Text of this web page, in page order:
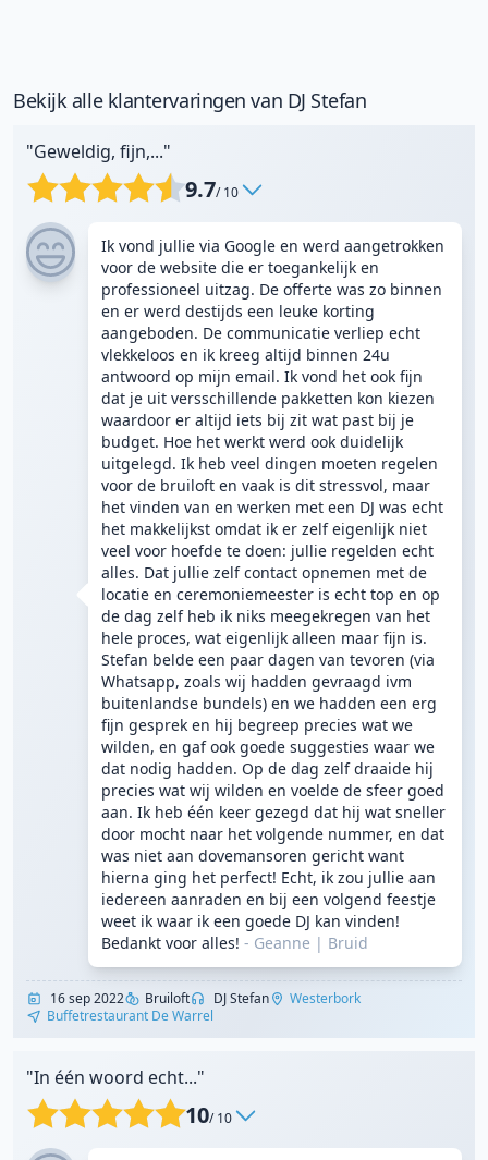
Bekijk alle klantervaringen van DJ Stefan
"Geweldig, fijn,..."
9.7/ 10
Ik vond jullie via Google en werd aangetrokken
voor de website die er toegankelijk en
professioneel uitzag. De offerte was zo binnen
en er werd destijds een leuke korting
aangeboden. De communicatie verliep echt
vlekkeloos en ik kreeg altijd binnen 24u
antwoord op mijn email. Ik vond het ook fijn
dat je uit versschillende pakketten kon kiezen
waardoor er altijd iets bij zit wat past bij je
budget. Hoe het werkt werd ook duidelijk
uitgelegd. Ik heb veel dingen moeten regelen
voor de bruiloft en vaak is dit stressvol, maar
het vinden van en werken met een DJ was echt
het makkelijkst omdat ik er zelf eigenlijk niet
veel voor hoefde te doen: jullie regelden echt
alles. Dat jullie zelf contact opnemen met de
locatie en ceremoniemeester is echt top en op
de dag zelf heb ik niks meegekregen van het
hele proces, wat eigenlijk alleen maar fijn is.
Stefan belde een paar dagen van tevoren (via
Whatsapp, zoals wij hadden gevraagd ivm
buitenlandse bundels) en we hadden een erg
fijn gesprek en hij begreep precies wat we
wilden, en gaf ook goede suggesties waar we
dat nodig hadden. Op de dag zelf draaide hij
precies wat wij wilden en voelde de sfeer goed
aan. Ik heb één keer gezegd dat hij wat sneller
door mocht naar het volgende nummer, en dat
was niet aan dovemansoren gericht want
hierna ging het perfect! Echt, ik zou jullie aan
iedereen aanraden en bij een volgend feestje
weet ik waar ik een goede DJ kan vinden!
Bedankt voor alles! - Geanne | Bruid
16 sep 2022 Bruiloft DJ Stefan
Westerbork
Buffetrestaurant De Warrel
"In één woord echt..."
10/ 10